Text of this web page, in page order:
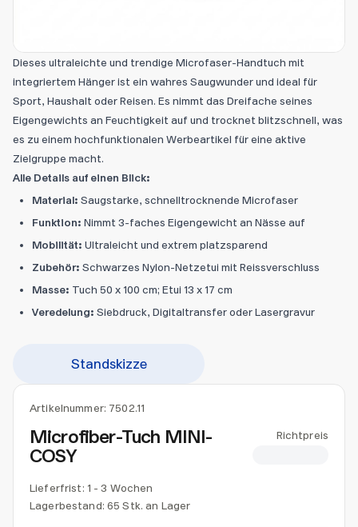
Artikelnummer: 7502.11
Microfiber-Tuch MINI-
COSY
Richtpreis
Lieferfrist: 1 - 3 Wochen
Lagerbestand: 65 Stk. an Lager
Dieses ultraleichte und trendige Microfaser-Handtuch mit
integriertem Hänger ist ein wahres Saugwunder und ideal für
Sport, Haushalt oder Reisen. Es nimmt das Dreifache seines
Eigengewichts an Feuchtigkeit auf und trocknet blitzschnell, was
es zu einem hochfunktionalen Werbeartikel für eine aktive
Zielgruppe macht.
Alle Details auf einen Blick:
Material: Saugstarke, schnelltrocknende Microfaser
Funktion: Nimmt 3-faches Eigengewicht an Nässe auf
Mobilität: Ultraleicht und extrem platzsparend
Zubehör: Schwarzes Nylon-Netzetui mit Reissverschluss
Masse: Tuch 50 x 100 cm; Etui 13 x 17 cm
Veredelung: Siebdruck, Digitaltransfer oder Lasergravur
Standskizze